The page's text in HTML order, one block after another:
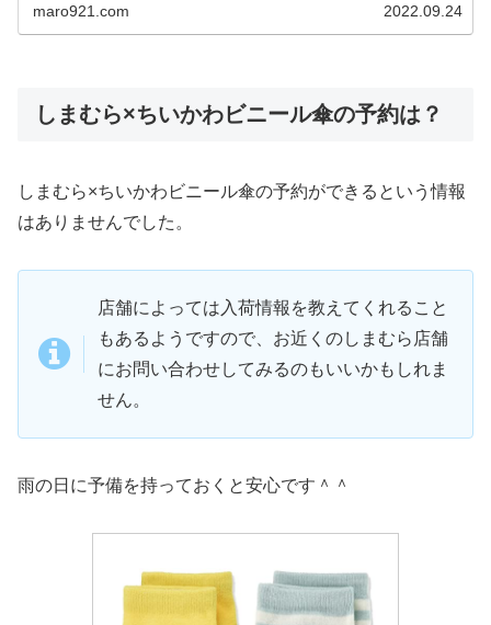
maro921.com 2022.09.24
しまむら×ちいかわビニール傘の予約は？
しまむら×ちいかわビニール傘の予約ができるという情報
はありませんでした。
店舗によっては入荷情報を教えてくれること
もあるようですので、お近くのしまむら店舗
にお問い合わせしてみるのもいいかもしれま
せん。
雨の日に予備を持っておくと安心です＾＾